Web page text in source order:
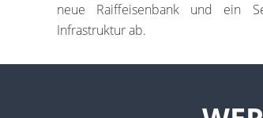
neue Raiffeisenbank und ein
Infrastruktur ab.